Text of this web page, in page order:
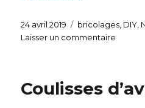
Publié
le
24 avril 2019 Catégories
bricolages DIY
Laisser un commentaire
Board.
Coulisses